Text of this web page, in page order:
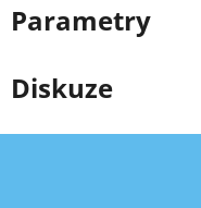
Parametry
Diskuze
Z